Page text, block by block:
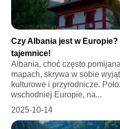
Czy Albania jest w
tajemnice!
Albania, choć często
mapach, skrywa w sobie
kulturowe i przyrodnicze.
wschodniej Europie, na...
2025-10-14